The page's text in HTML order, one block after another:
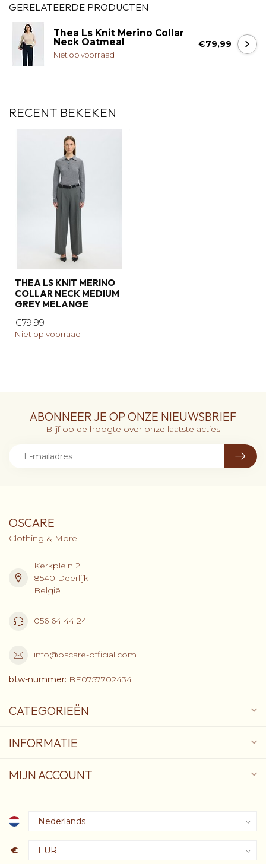
GERELATEERDE PRODUCTEN
Thea Ls Knit Merino Collar
Neck Oatmeal
Niet op voorraad
€79,99
RECENT BEKEKEN
THEA LS KNIT MERINO
COLLAR NECK MEDIUM
GREY MELANGE
€79,99
Niet op voorraad
ABONNEER JE OP ONZE NIEUWSBRIEF
Blijf op de hoogte over onze laatste acties
OSCARE
Clothing & More
Kerkplein 2
8540 Deerlijk
België
056 64 44 24
info@oscare-official.com
btw-nummer: BE0757702434
CATEGORIEËN
INFORMATIE
MIJN ACCOUNT
€